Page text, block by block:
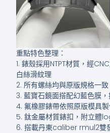
重點特色整理：
1. 錶殼採用NTPT材質，經
白絲滑紋理
2. 所有螺絲均與原版規格一
3. 藍寶石鏡面搭配幻藍色膜
4. 氟橡膠錶帶依照原版模具
5. 鈦金屬材質錶扣，附立體
6. 搭載丹東caliber rmul2雙